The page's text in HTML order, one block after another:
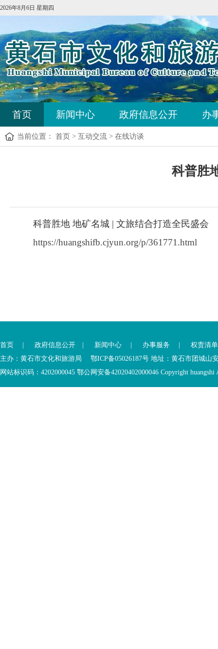
2026年8月6日 星期四
首页 新闻中心 政府信息公开 办
当前位置： 首页 > 互动交流 > 在线访谈
科普胜
科普胜地 地矿名城 | 文旅结合打造全民盛会
https://huangshifb.cjyun.org/p/361771.html
首页 政府信息公开 新闻中心 办事服务
权责清单
主办：黄石市文化和旅游局 鄂ICP备05026187号 地址：黄石市团城山
网站标识码：4202000045 鄂公网安备42020402000046 Copyright huangshi